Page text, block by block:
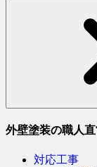
外壁塗装の職人
対応工事